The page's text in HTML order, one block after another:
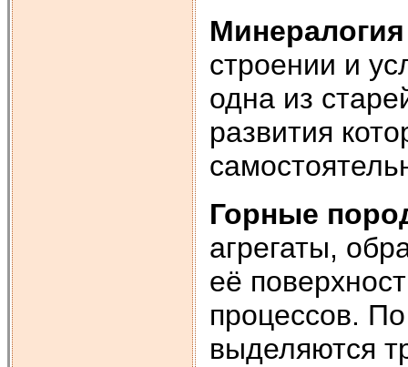
Минералогия
строении и
одна из
развития
Горные
агрегаты,
её
процессов.
выделяются